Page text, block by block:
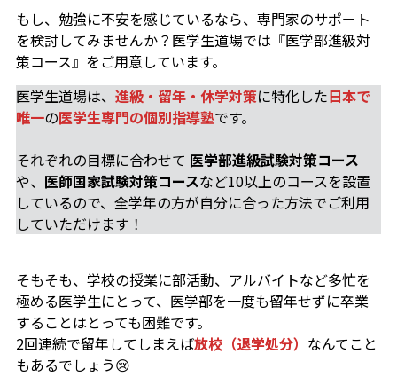
もし、勉強に不安を感じているなら、専門家のサポート
を検討してみませんか？医学生道場では『医学部進級対
策コース』をご用意しています。
医学生道場は、 進級・留年・休学対策に特化した日本で
唯一の医学生専門の個別指導塾です。
それぞれの目標に合わせて 医学部進級試験対策コース
や、 医師国家試験対策コースなど10以上のコースを設置
しているので、全学年の方が自分に合った方法でご利用
していただけます！
そもそも、学校の授業に部活動、アルバイトなど多忙を
極める医学生にとって、医学部を一度も留年せずに卒業
することはとっても困難です。
2回連続で留年してしまえば放校（退学処分） なんてこと
もあるでしょう😢